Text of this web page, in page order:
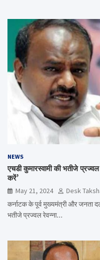
NEWS
एचडी कुमारस्वामी की भतीजे
करें’
May 21, 2024
Desk
कर्नाटक के पूर्व मुख्यमंत्री और जनता
भतीजे प्रज्वल रेवन्ना…